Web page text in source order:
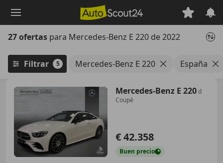
principal
27 ofertas para Mercedes-Benz E 220 de 2022
Filtrar 5 Mercedes-Benz E 220 España
Mercedes-Benz E 220d
Coupé
€ 42.358
Buen precio